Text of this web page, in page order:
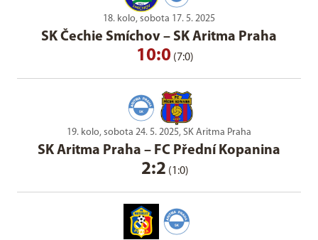
18. kolo, sobota 17. 5. 2025
SK Čechie Smíchov – SK Aritma Praha
10:0 (7:0)
19. kolo, sobota 24. 5. 2025, SK Aritma Praha
SK Aritma Praha – FC Přední Kopanina
2:2 (1:0)